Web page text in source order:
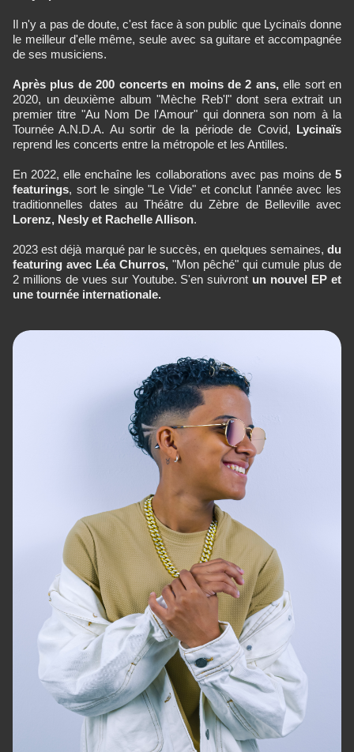
Il n'y a pas de doute, c'est face à son public que Lycinaïs donne
le meilleur d'elle même, seule avec sa guitare et accompagnée
de ses musiciens.
Après plus de 200 concerts en moins de 2 ans,elle sort en
2020, un deuxième album "Mèche Reb'l" dont sera extrait un
premier titre "Au Nom De l'Amour" qui donnera son nom à la
Tournée A.N.D.A. Au sortir de la période de Covid, Lycinaïs
reprend les concerts entre la métropole et les Antilles.
En 2022, elle enchaîne les collaborations avec pas moins de 5
featurings, sort le single "Le Vide" et conclut l'année avec les
traditionnelles dates au Théâtre du Zèbre de Belleville avec
Lorenz, Nesly et Rachelle Allison.
2023 est déjà marqué par le succès, en quelques semaines, du
featuring avec Léa Churros, "Mon pêché" qui cumule plus de
2 millions de vues sur Youtube. S'en suivront un nouvel EP et
une tournée internationale.